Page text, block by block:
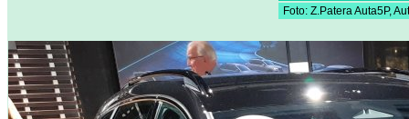
Foto: Z.Patera Auta5P,